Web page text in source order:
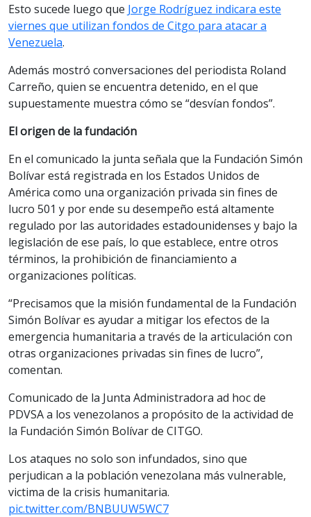
Esto sucede luego que Jorge Rodríguez indicara este
viernes que utilizan fondos de Citgo para atacar a
Venezuela.
Además mostró conversaciones del periodista Roland
Carreño, quien se encuentra detenido, en el que
supuestamente muestra cómo se “desvían fondos”.
El origen de la fundación
En el comunicado la junta señala que la Fundación Simón
Bolívar está registrada en los Estados Unidos de
América como una organización privada sin fines de
lucro 501 y por ende su desempeño está altamente
regulado por las autoridades estadounidenses y bajo la
legislación de ese país, lo que establece, entre otros
términos, la prohibición de financiamiento a
organizaciones políticas.
“Precisamos que la misión fundamental de la Fundación
Simón Bolívar es ayudar a mitigar los efectos de la
emergencia humanitaria a través de la articulación con
otras organizaciones privadas sin fines de lucro”,
comentan.
Comunicado de la Junta Administradora ad hoc de
PDVSA a los venezolanos a propósito de la actividad de
la Fundación Simón Bolívar de CITGO.
Los ataques no solo son infundados, sino que
perjudican a la población venezolana más vulnerable,
victima de la crisis humanitaria.
pic.twitter.com/BNBUUW5WC7